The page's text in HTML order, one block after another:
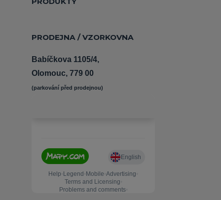
PRODEJNA / VZORKOVNA
Babíčkova 1105/4,
Olomouc, 779 00
(parkování před prodejnou)